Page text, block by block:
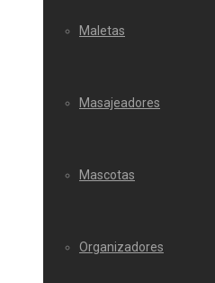
Maletas
Masajeadores
Mascotas
Organizadores